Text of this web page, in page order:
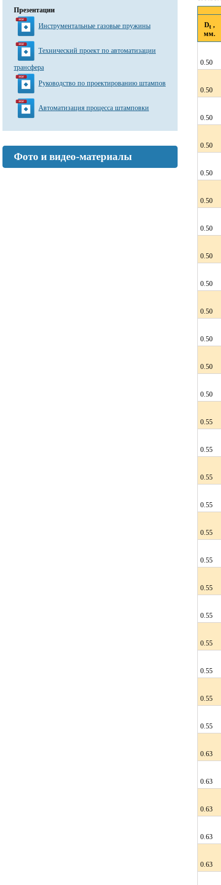
Презентации
Инструментальные газовые пружины
Технический проект по автоматизации
трансфера
Руководство по проектированию штампов
Автоматизация процесса штамповки
Фото и видео-материалы
Dt ,
мм.
0.50
0.50
0.50
0.50
0.50
0.50
0.50
0.50
0.50
0.50
0.50
0.50
0.50
0.55
0.55
0.55
0.55
0.55
0.55
0.55
0.55
0.55
0.55
0.55
0.55
0.63
0.63
0.63
0.63
0.63